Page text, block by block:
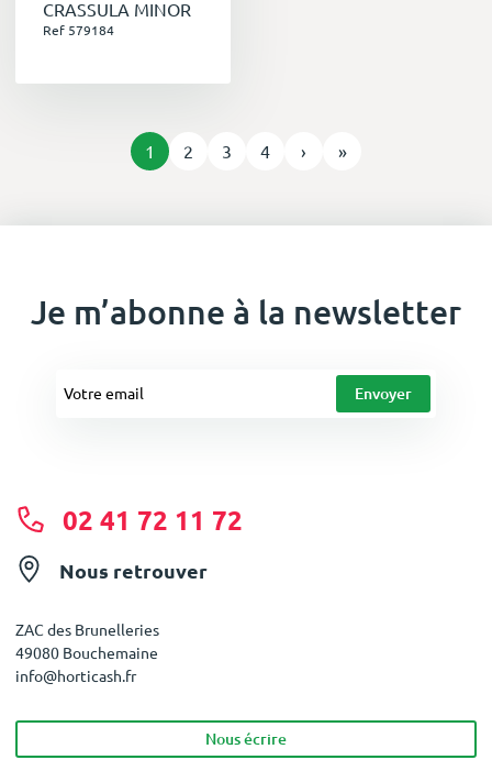
CRASSULA MINOR
Ref 579184
1 2 3 4 › »
Je m’abonne à la newsletter
02 41 72 11 72
Nous retrouver
ZAC des Brunelleries
49080 Bouchemaine
info@horticash.fr
Nous écrire